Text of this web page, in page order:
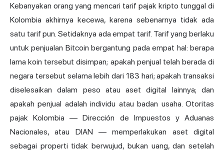
Kebanyakan orang yang mencari tarif pajak kripto tunggal di
Kolombia akhirnya kecewa, karena sebenarnya tidak ada
satu tarif pun. Setidaknya ada empat tarif. Tarif yang berlaku
untuk penjualan Bitcoin bergantung pada empat hal: berapa
lama koin tersebut disimpan; apakah penjual telah berada di
negara tersebut selama lebih dari 183 hari; apakah transaksi
diselesaikan dalam peso atau aset digital lainnya; dan
apakah penjual adalah individu atau badan usaha. Otoritas
pajak Kolombia — Dirección de Impuestos y Aduanas
Nacionales, atau DIAN — memperlakukan aset digital
sebagai properti tidak berwujud, bukan uang, dan setelah